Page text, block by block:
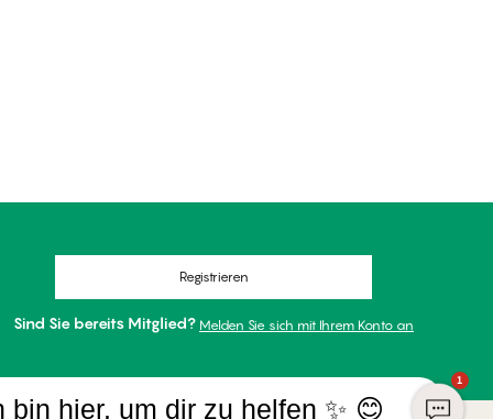
Registrieren
Sind Sie bereits Mitglied? Melden Sie sich mit Ihrem Konto an
1
bin hier, um dir zu helfen ✨ 😊